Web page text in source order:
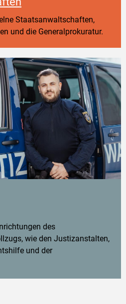
Staatsanwaltschaften,
und die Generalprokuratur.
des
wie den Justizanstalten,
und der